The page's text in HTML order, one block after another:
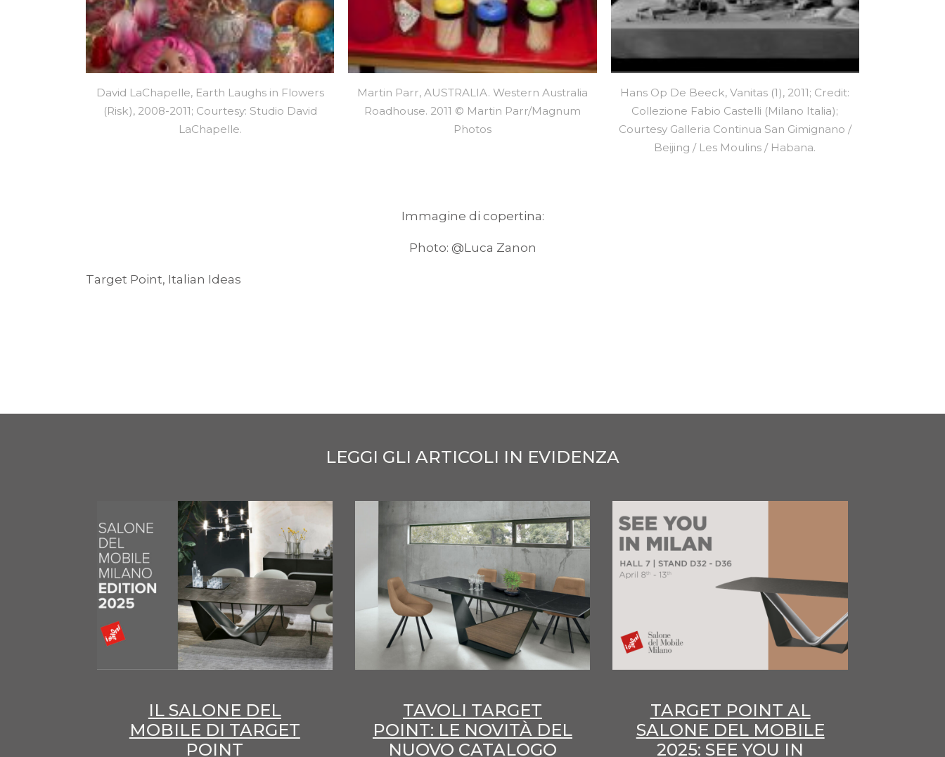
David LaChapelle, Earth Laughs in Flowers
(Risk), 2008-2011; Courtesy: Studio David
LaChapelle.
Martin Parr, AUSTRALIA. Western Australia
Roadhouse. 2011 © Martin Parr/Magnum
Photos
Hans Op De Beeck, Vanitas (1), 2011; Credit:
Collezione Fabio Castelli (Milano Italia);
Courtesy Galleria Continua San Gimignano /
Beijing / Les Moulins / Habana.
Immagine di copertina:
Photo: @Luca Zanon
Target Point, Italian Ideas
LEGGI GLI ARTICOLI IN EVIDENZA
IL SALONE DEL
MOBILE DI TARGET
POINT
TAVOLI TARGET
POINT: LE NOVITÀ DEL
NUOVO CATALOGO
TARGET POINT AL
SALONE DEL MOBILE
2025: SEE YOU IN